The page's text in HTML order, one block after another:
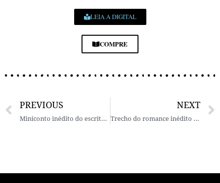
LEIA A DIGITAL
COMPRE
PREVIOUS
Miniconto inédito do escritor fluminense Frederico Vieira
NEXT
Trecho do romance inédito “Tempo de cão” – Por Márcia Barbieri